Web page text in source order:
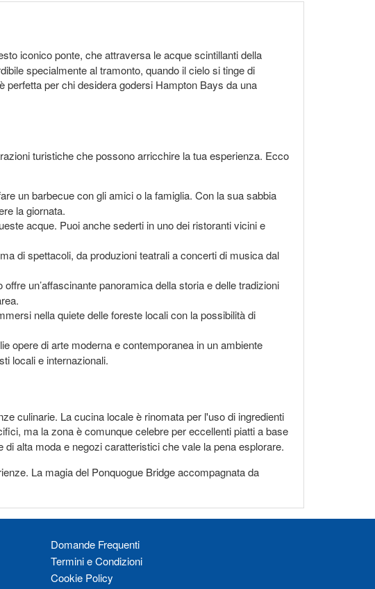
iconico ponte, che attraversa le acque scintillanti della
specialmente al tramonto, quando il cielo si tinge di
per chi desidera godersi Hampton Bays da una
turistiche che possono arricchire la tua esperienza. Ecco
un barbecue con gli amici o la famiglia. Con la sua sabbia
la giornata.
acque. Puoi anche sederti in uno dei ristoranti vicini e
di spettacoli, da produzioni teatrali a concerti di musica dal
un’affascinante panoramica della storia e delle tradizioni
nella quiete delle foreste locali con la possibilità di
opere di arte moderna e contemporanea in un ambiente
locali e internazionali.
culinarie. La cucina locale è rinomata per l'uso di ingredienti
ma la zona è comunque celebre per eccellenti piatti a base
di alta moda e negozi caratteristici che vale la pena esplorare.
La magia del Ponquogue Bridge accompagnata da
Domande Frequenti
Termini e Condizioni
Cookie Policy